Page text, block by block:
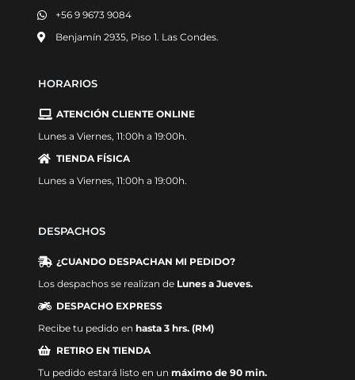
+56 9 9673 9084
Benjamín 2935, Piso 1. Las Condes.
HORARIOS
ATENCIÓN CLIENTE ONLINE
Lunes a Viernes, 11:00h a 19:00h.
TIENDA FÍSICA
Lunes a Viernes, 11:00h a 19:00h.
DESPACHOS
¿CUANDO DESPACHAN MI PEDIDO?
Los despachos se realizan de Lunes a Jueves.
DESPACHO EXPRESS
Recibe tu pedido en hasta 3 hrs. (RM)
RETIRO EN TIENDA